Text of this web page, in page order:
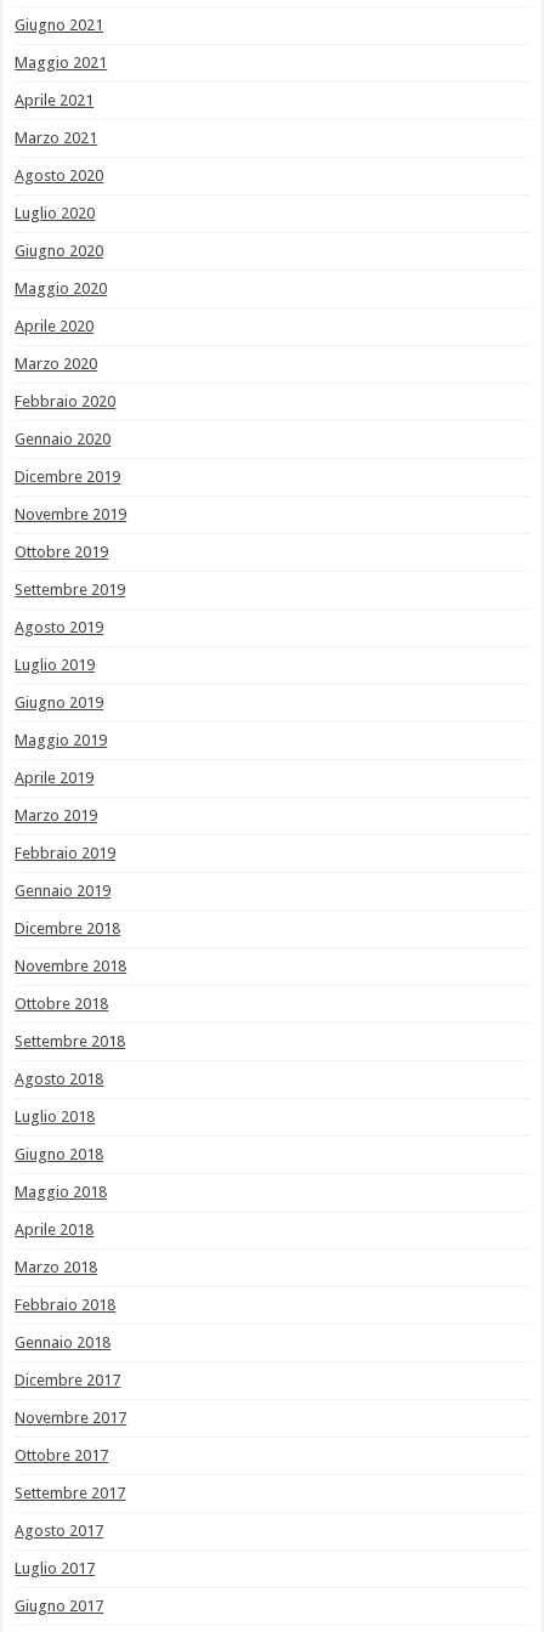
Giugno 2021
Maggio 2021
Aprile 2021
Marzo 2021
Agosto 2020
Luglio 2020
Giugno 2020
Maggio 2020
Aprile 2020
Marzo 2020
Febbraio 2020
Gennaio 2020
Dicembre 2019
Novembre 2019
Ottobre 2019
Settembre 2019
Agosto 2019
Luglio 2019
Giugno 2019
Maggio 2019
Aprile 2019
Marzo 2019
Febbraio 2019
Gennaio 2019
Dicembre 2018
Novembre 2018
Ottobre 2018
Settembre 2018
Agosto 2018
Luglio 2018
Giugno 2018
Maggio 2018
Aprile 2018
Marzo 2018
Febbraio 2018
Gennaio 2018
Dicembre 2017
Novembre 2017
Ottobre 2017
Settembre 2017
Agosto 2017
Luglio 2017
Giugno 2017